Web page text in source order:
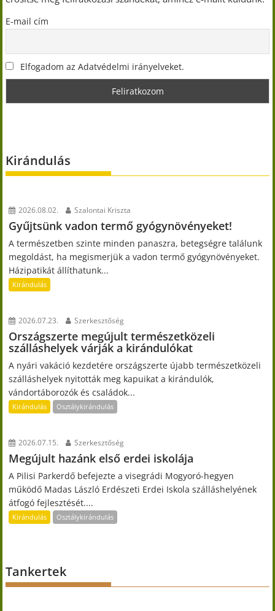
E-mail cím
Elfogadom az Adatvédelmi irányelveket.
Kirándulás
2026.08.02. Szalontai Kriszta
Gyűjtsünk vadon termő gyógynövényeket!
A természetben szinte minden panaszra, betegségre találunk
megoldást, ha megismerjük a vadon termő gyógynövényeket.
Házipatikát állíthatunk...
Kirándulás
2026.07.23. Szerkesztőség
Országszerte megújult természetközeli
szálláshelyek várják a kirándulókat
A nyári vakáció kezdetére országszerte újabb természetközeli
szálláshelyek nyitották meg kapuikat a kirándulók,
vándortáborozók és családok...
Kirándulás Osztálykirándulás
2026.07.15. Szerkesztőség
Megújult hazánk első erdei iskolája
A Pilisi Parkerdő befejezte a visegrádi Mogyoró-hegyen
működő Madas László Erdészeti Erdei Iskola szálláshelyének
átfogó fejlesztését....
Kirándulás Osztálykirándulás
Tankertek